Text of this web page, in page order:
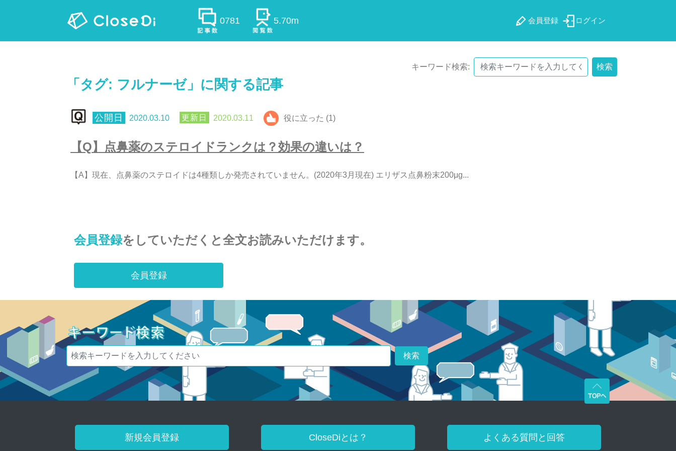
0781 5.70m 会員登録 ログイン
キーワード検索: 検索
「タグ: フルナーゼ」に関する記事
2020.03.10 2020.03.11 役に立った (1)
【Q】 点鼻薬のステ ロイ ドラ ンクは ？効果の違いは ？
【A 】 現在 点鼻薬のス テ ロ イ ドは4種類しか発売さ れてい ま せん。 (2020年3 月 現在) エ リ ザス 点鼻粉末200μg...
会員登録をしていただくと全文お読みいただけます。
会員登録
検索
新規会員登録 CloseDiとは？ よくある質問と回答